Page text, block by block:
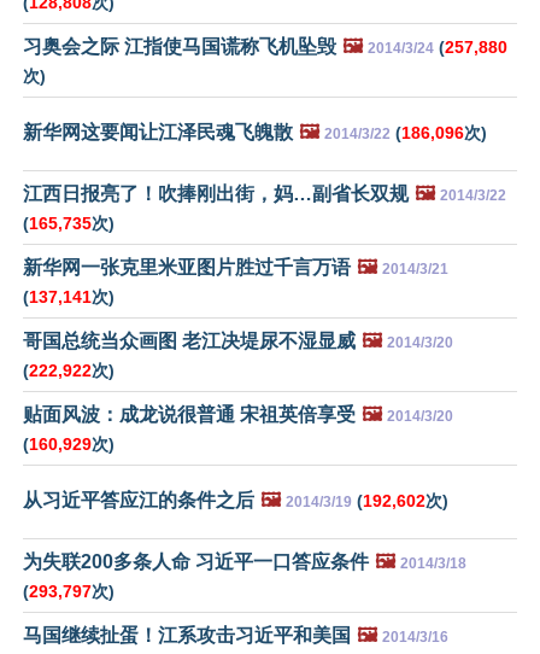
习奥会之际 江指使马国谎称飞机坠毁 🖼️ 2014/3/24 (257,880
次)
新华网这要闻让江泽民魂飞魄散 🖼️ 2014/3/22 (186,096次)
江西日报亮了！吹捧刚出街，妈…副省长双规 🖼️ 2014/3/22
(165,735次)
新华网一张克里米亚图片胜过千言万语 🖼️ 2014/3/21
(137,141次)
哥国总统当众画图 老江决堤尿不湿显威 🖼️ 2014/3/20
(222,922次)
贴面风波：成龙说很普通 宋祖英倍享受 🖼️ 2014/3/20
(160,929次)
从习近平答应江的条件之后 🖼️ 2014/3/19 (192,602次)
为失联200多条人命 习近平一口答应条件 🖼️ 2014/3/18
(293,797次)
马国继续扯蛋！江系攻击习近平和美国 🖼️ 2014/3/16